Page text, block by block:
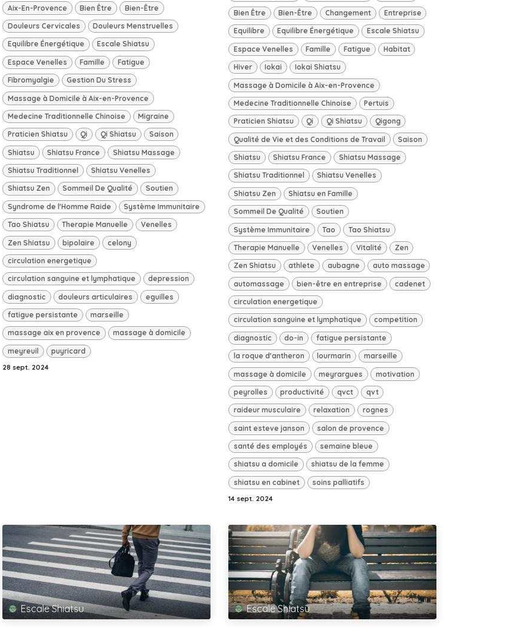
Aix-En-Provence Bien Être Bien-Être
Douleurs Cervicales Douleurs Menstruelles
Equilibre Énergétique Escale Shiatsu
Espace Venelles Famille Fatigue
Fibromyalgie Gestion Du Stress
Massage à Domicile à Aix-en-Provence
Medecine Traditionnelle Chinoise Migraine
Praticien Shiatsu Qi Qi Shiatsu Saison
Shiatsu Shiatsu France Shiatsu Massage
Shiatsu Traditionnel Shiatsu Venelles
Shiatsu Zen Sommeil De Qualité Soutien
Syndrome de l'Homme Raide Système Immunitaire
Tao Shiatsu Therapie Manuelle Venelles
Zen Shiatsu bipolaire celony
circulation energetique
circulation sanguine et lymphatique depression
diagnostic douleurs articulaires eguilles
fatigue persistante marseille
massage aix en provence massage à domicile
meyreuil puyricard
28 sept. 2024
Bien Être Bien-Être Changement Entreprise
Equilibre Equilibre Énergétique Escale Shiatsu
Espace Venelles Famille Fatigue Habitat
Hiver Iokai Iokai Shiatsu
Massage à Domicile à Aix-en-Provence
Medecine Traditionnelle Chinoise Pertuis
Praticien Shiatsu Qi Qi Shiatsu Qigong
Qualité de Vie et des Conditions de Travail Saison
Shiatsu Shiatsu France Shiatsu Massage
Shiatsu Traditionnel Shiatsu Venelles
Shiatsu Zen Shiatsu en Famille
Sommeil De Qualité Soutien
Système Immunitaire Tao Tao Shiatsu
Therapie Manuelle Venelles Vitalité Zen
Zen Shiatsu athlete aubagne auto massage
automassage bien-être en entreprise cadenet
circulation energetique
circulation sanguine et lymphatique competition
diagnostic do-in fatigue persistante
la roque d'antheron lourmarin marseille
massage à domicile meyrargues motivation
peyrolles productivité qvct qvt
raideur musculaire relaxation rognes
saint esteve janson salon de provence
santé des employés semaine bleue
shiatsu a domicile shiatsu de la femme
shiatsu en cabinet soins palliatifs
14 sept. 2024
Escale Shiatsu Escale Shiatsu